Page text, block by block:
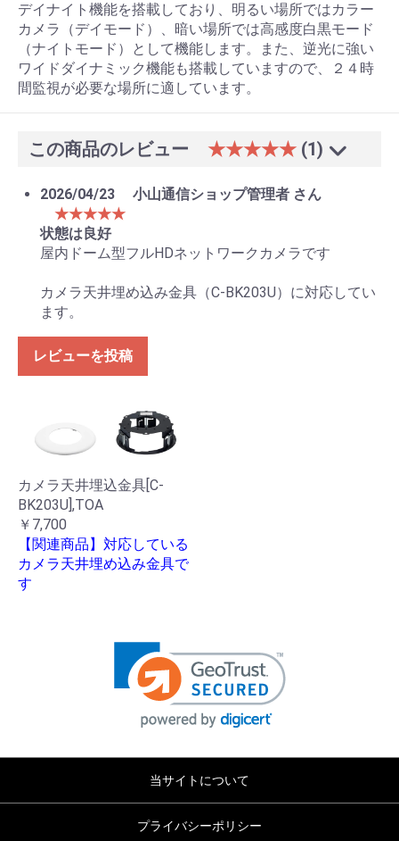
デイナイト機能を搭載しており、明るい場所ではカラー
カメラ（デイモード）、暗い場所では高感度白黒モード
（ナイトモード）として機能します。また、逆光に強い
ワイドダイナミック機能も搭載していますので、２４時
間監視が必要な場所に適しています。
この商品のレビュー ★★★★★ (1)
2026/04/23
小山通信ショップ管理者 さん
★★★★★
状態は良好
屋内ドーム型フルHDネットワークカメラです
カメラ天井埋め込み金具（C-BK203U）に対応してい
ます。
レビューを投稿
カメラ天井埋込金具[C-
BK203U],TOA
￥7,700
【関連商品】対応している
カメラ天井埋め込み金具で
す
当サイトについて
プライバシーポリシー